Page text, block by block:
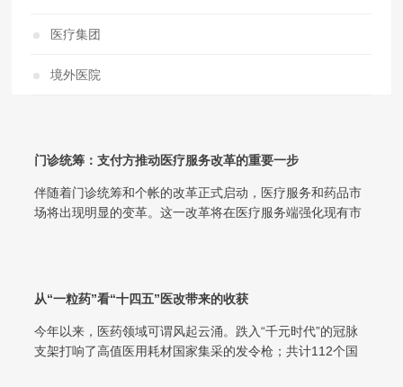
医疗集团
境外医院
门诊统筹：支付方推动医疗服务改革的重要一步
伴随着门诊统筹和个帐的改革正式启动，医疗服务和药品市
场将出现明显的变革。这一改革将在医疗服务端强化现有市
从“一粒药”看“十四五”医改带来的收获
今年以来，医药领域可谓风起云涌。跌入“千元时代”的冠脉
支架打响了高值医用耗材国家集采的发令枪；共计112个国